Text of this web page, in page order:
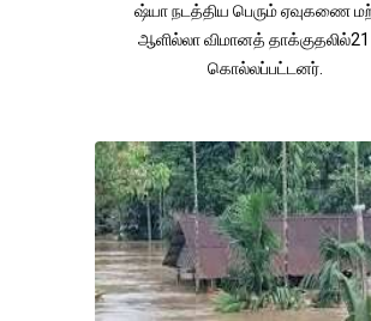
ஷ்யா நடத்திய பெரும் ஏவுகணை
ஆளில்லா விமானத் தாக்குதலில்21
கொல்லப்பட்டனர்.